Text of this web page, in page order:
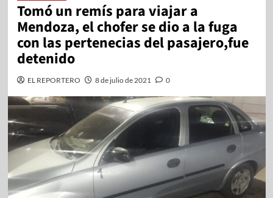
Tomó un remís para viajar a
Mendoza, el chofer se dio a la fuga
con las pertenecias del pasajero,fue
detenido
EL REPORTERO 8 de julio de 2021 0